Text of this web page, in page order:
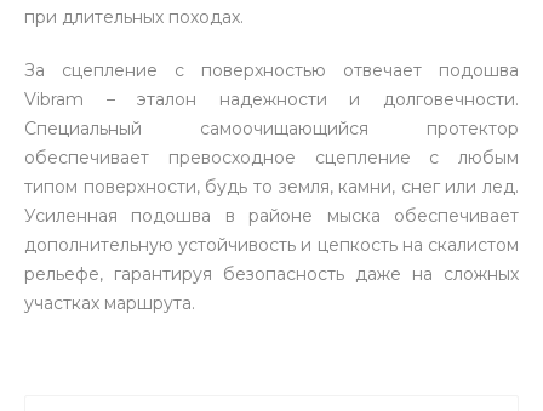
при длительных походах.
За сцепление с поверхностью отвечает подошва
Vibram – эталон надежности и долговечности.
Специальный самоочищающийся протектор
обеспечивает превосходное сцепление с любым
типом поверхности, будь то земля, камни, снег или лед.
Усиленная подошва в районе мыска обеспечивает
дополнительную устойчивость и цепкость на скалистом
рельефе, гарантируя безопасность даже на сложных
участках маршрута.